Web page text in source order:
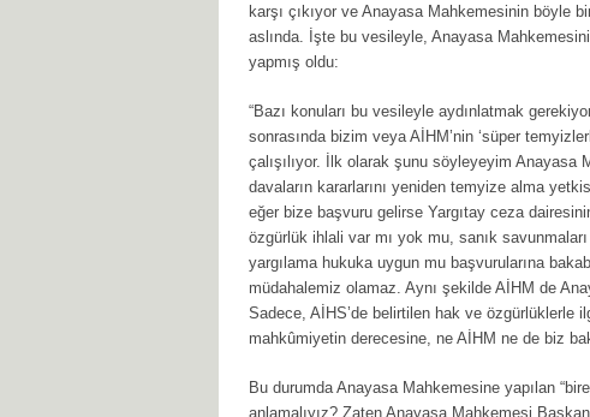
karşı çıkıyor ve Anayasa Mahkemesinin böyle
aslında. İşte bu vesileyle, Anayasa
yapmış oldu:
“Bazı konuları bu vesileyle aydınlatmak
sonrasında bizim veya AİHM’nin ‘süper
çalışılıyor. İlk olarak şunu söyleyeyim Anayasa
davaların kararlarını yeniden temyize alma
eğer bize başvuru gelirse Yargıtay ceza
özgürlük ihlali var mı yok mu, sanık
yargılama hukuka uygun mu başvurularına
müdahalemiz olamaz. Aynı şekilde AİHM de
Sadece, AİHS’de belirtilen hak ve özgürlüklerle
mahkûmiyetin derecesine, ne AİHM ne de biz
Bu durumda Anayasa Mahkemesine yapılan
anlamalıyız? Zaten Anayasa Mahkemesi